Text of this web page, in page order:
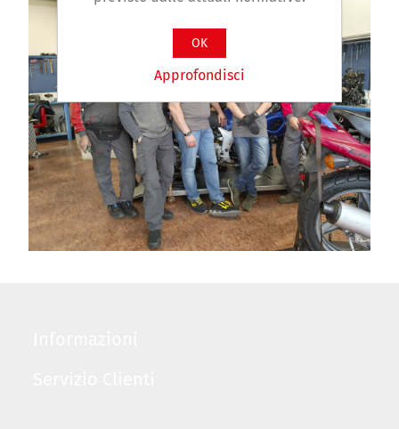
OK
Approfondisci